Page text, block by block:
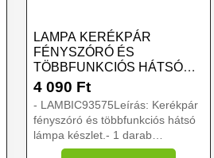
LAMPA KERÉKPÁR
FÉNYSZÓRÓ ÉS
TÖBBFUNKCIÓS HÁTSÓ
LÁMPA KÉSZLET
4 090 Ft
- LAMBIC93575Leírás: Kerékpár
fényszóró és többfunkciós hátsó
lámpa készlet.- 1 darab
fényszóró 4 LED-del.- 1 darab